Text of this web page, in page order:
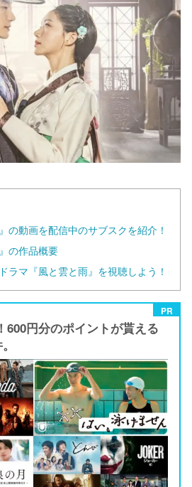
の動画を配信中のサブスクを紹介！
の作品概要
ラマ『風と雲と雨』を視聴しよう！
PR
600円分のポイントが貰える